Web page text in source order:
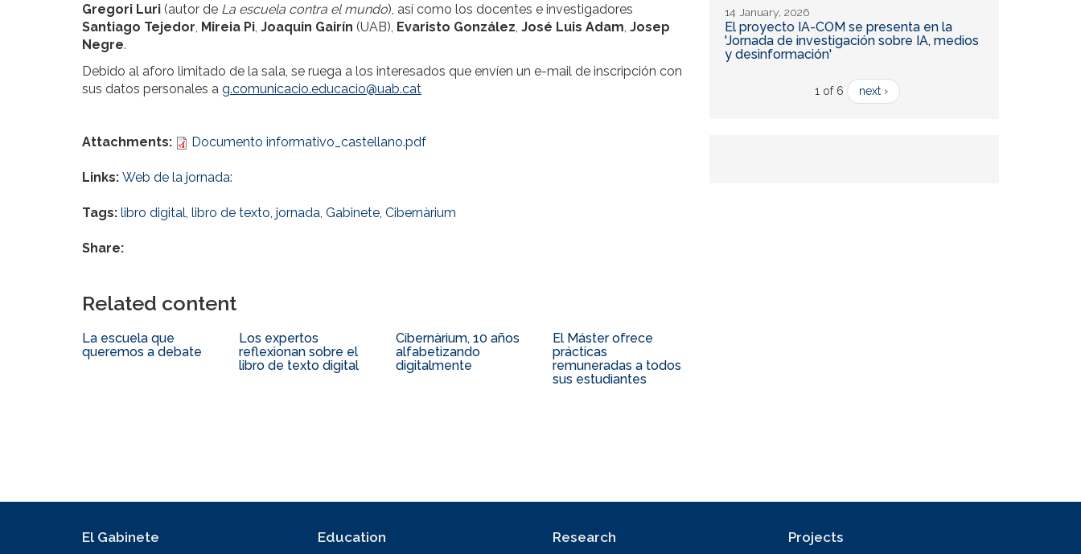
Gregori Luri (autor de La escuela contra el mundo), así como los docentes e investigadores
Santiago Tejedor, Mireia Pi, Joaquin Gairín (UAB), Evaristo González, José Luis Adam, Josep
Negre.
Debido al aforo limitado de la sala, se ruega a los interesados que envíen un e-mail de inscripción con
sus datos personales a g.comunicacio.educacio@uab.cat
Attachments: Documento informativo_castellano.pdf
Links: Web de la jornada:
Tags: libro digital, libro de texto, jornada, Gabinete, Cibernàrium
Share:
Related content
La escuela que
queremos a debate
Los expertos
reflexionan sobre el
libro de texto digital
Cibernàrium, 10 años
alfabetizando
digitalmente
El Máster ofrece
prácticas
remuneradas a todos
sus estudiantes
14 January, 2026
El proyecto IA-COM se presenta en la
'Jornada de investigación sobre IA, medios
y desinformación'
1 of 6 next ›
El Gabinete Education Research Projects